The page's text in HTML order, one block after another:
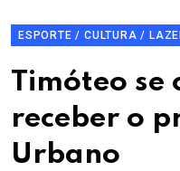
ESPORTE / CULTURA /
Timóteo se
receber o
Urbano